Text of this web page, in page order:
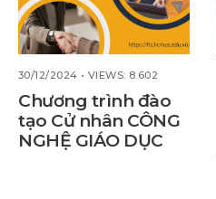
30/12/2024 • VIEWS: 8.602
Chương trình đào
tạo Cử nhân CÔNG
NGHỆ GIÁO DỤC